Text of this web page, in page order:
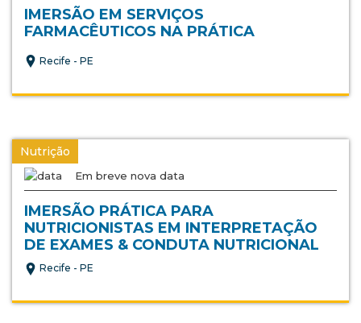
IMERSÃO EM SERVIÇOS
FARMACÊUTICOS NA PRÁTICA
Recife - PE
Nutrição
Em breve nova data
IMERSÃO PRÁTICA PARA
NUTRICIONISTAS EM INTERPRETAÇÃO
DE EXAMES & CONDUTA NUTRICIONAL
Recife - PE